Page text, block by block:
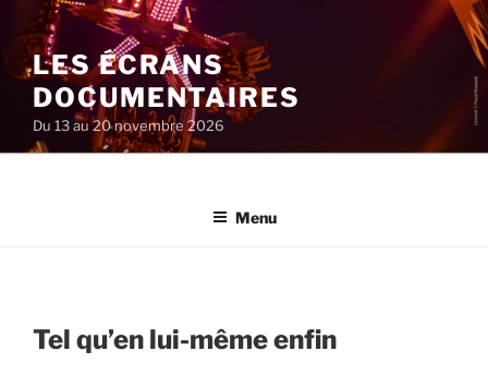
au
contenu
principal
LES ÉCRANS
DOCUMENTAIRES
Du 13 au 20 novembre 2026
Menu
Tel qu’en lui-même enfin